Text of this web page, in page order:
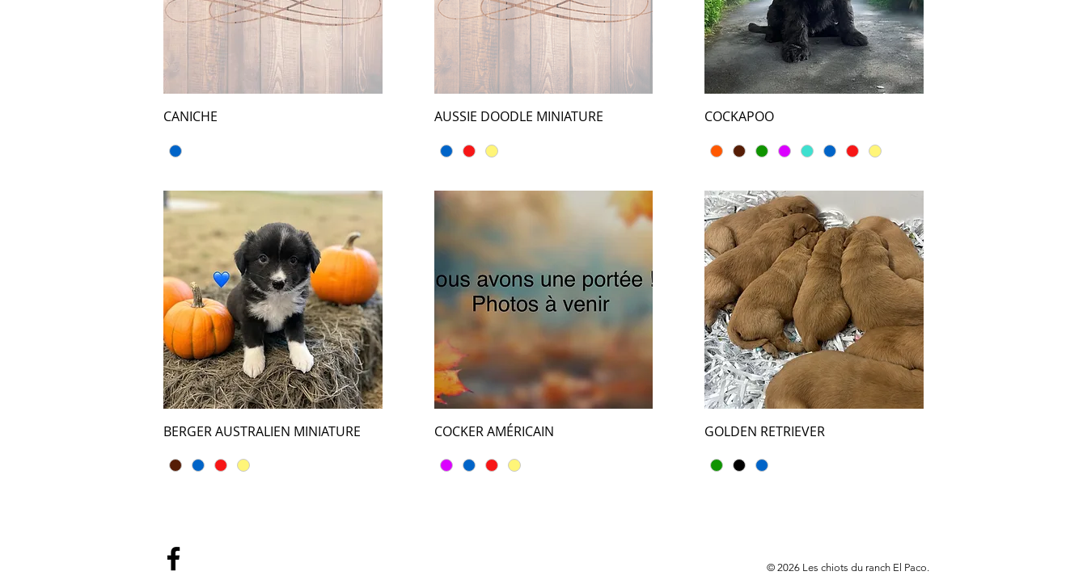
CANICHE AUSSIE DOODLE MINIATURE COCKAPOO
BERGER AUSTRALIEN MINIATURE COCKER AMÉRICAIN GOLDEN RETRIEVER
© 2026 Les chiots du ranch El Paco.